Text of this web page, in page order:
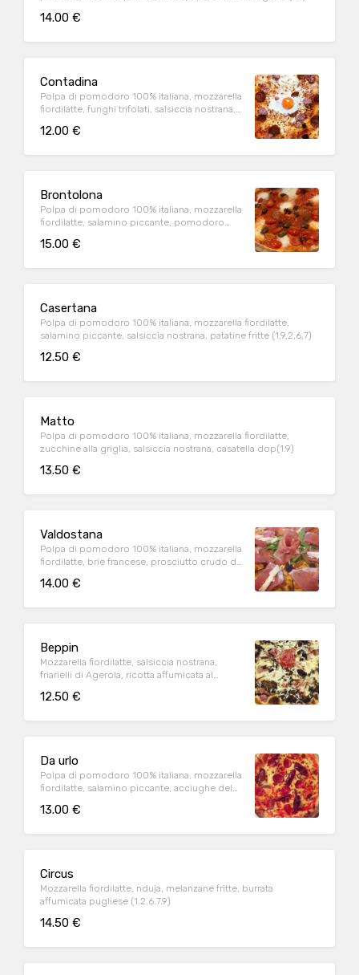
14.00 €
Contadina
Polpa di pomodoro 100% italiana, mozzarella
fiordilatte, funghi trifolati, salsiccia nostrana,
12.00 €
Brontolona
Polpa di pomodoro 100% italiana, mozzarella
fiordilatte, salamino piccante, pomodoro
campana dop (1,9)
15.00 €
Casertana
Polpa di pomodoro 100% italiana, mozzarella fiordilatte,
salamino piccante, salsiccia nostrana, patatine fritte (1,9,2,6,7)
12.50 €
Matto
Polpa di pomodoro 100% italiana, mozzarella fiordilatte,
zucchine alla griglia, salsiccia nostrana, casatella dop(1.9)
13.50 €
Valdostana
Polpa di pomodoro 100% italiana, mozzarella
fiordilatte, brie francese, prosciutto crudo di
14.00 €
Beppin
Mozzarella fiordilatte, salsiccia nostrana,
friarielli di Agerola, ricotta affumicata al
12.50 €
Da urlo
Polpa di pomodoro 100% italiana, mozzarella
fiordilatte, salamino piccante, acciughe del
13.00 €
Circus
Mozzarella fiordilatte, nduja, melanzane fritte, burrata
affumicata pugliese (1.2.6.7.9)
14.50 €